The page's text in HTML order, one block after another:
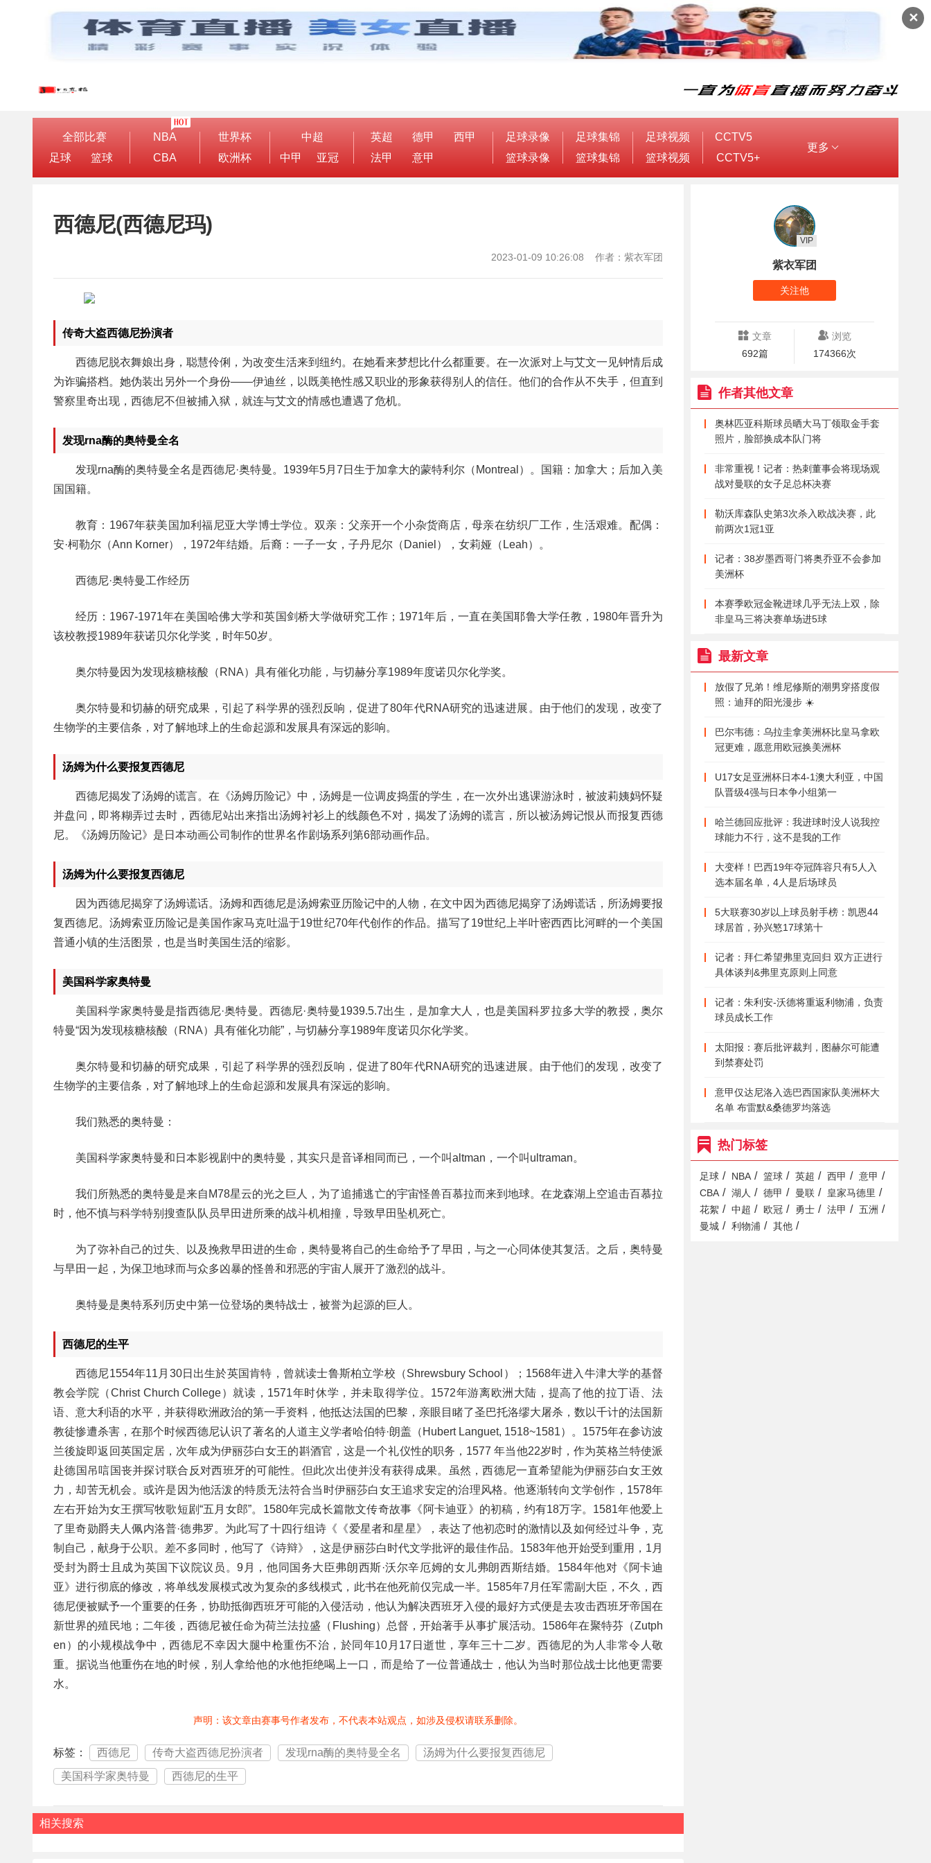
✕
全部比赛
足球
篮球
NBA
CBA
世界杯
欧洲杯
中超
中甲
亚冠
英超 德甲
西甲
法甲
意甲
足球录像
篮球录像
足球集锦
篮球集锦
足球视频
篮球视频
CCTV5
CCTV5+
更多
西德尼(西德尼玛)
2023-01-09 10:26:08 作者：紫衣军团
传奇大盗西德尼扮演者
西德尼脱衣舞娘出身，聪慧伶俐，为改变生活来到纽约。在她看来梦想比什么都重要。在一次派对上与艾文一见钟情后成
为诈骗搭档。她伪装出另外一个身份——伊迪丝，以既美艳性感又职业的形象获得别人的信任。他们的合作从不失手，但直到
警察里奇出现，西德尼不但被捕入狱，就连与艾文的情感也遭遇了危机。
发现rna酶的奥特曼全名
发现rna酶的奥特曼全名是西德尼·奥特曼。1939年5月7日生于加拿大的蒙特利尔（Montreal）。国籍：加拿大；后加入美
国国籍。
教育：1967年获美国加利福尼亚大学博士学位。双亲：父亲开一个小杂货商店，母亲在纺织厂工作，生活艰难。配偶：
安·柯勒尔（Ann Korner），1972年结婚。后裔：一子一女，子丹尼尔（Daniel），女莉娅（Leah）。
西德尼·奥特曼工作经历
经历：1967-1971年在美国哈佛大学和英国剑桥大学做研究工作；1971年后，一直在美国耶鲁大学任教，1980年晋升为
该校教授1989年获诺贝尔化学奖，时年50岁。
奥尔特曼因为发现核糖核酸（RNA）具有催化功能，与切赫分享1989年度诺贝尔化学奖。
奥尔特曼和切赫的研究成果，引起了科学界的强烈反响，促进了80年代RNA研究的迅速进展。由于他们的发现，改变了
生物学的主要信条，对了解地球上的生命起源和发展具有深远的影响。
汤姆为什么要报复西德尼
西德尼揭发了汤姆的谎言。在《汤姆历险记》中，汤姆是一位调皮捣蛋的学生，在一次外出逃课游泳时，被波莉姨妈怀疑
并盘问，即将糊弄过去时，西德尼站出来指出汤姆衬衫上的线颜色不对，揭发了汤姆的谎言，所以被汤姆记恨从而报复西德
尼。《汤姆历险记》是日本动画公司制作的世界名作剧场系列第6部动画作品。
汤姆为什么要报复西德尼
因为西德尼揭穿了汤姆谎话。汤姆和西德尼是汤姆索亚历险记中的人物，在文中因为西德尼揭穿了汤姆谎话，所汤姆要报
复西德尼。汤姆索亚历险记是美国作家马克吐温于19世纪70年代创作的作品。描写了19世纪上半叶密西西比河畔的一个美国
普通小镇的生活图景，也是当时美国生活的缩影。
美国科学家奥特曼
美国科学家奥特曼是指西德尼·奥特曼。西德尼·奥特曼1939.5.7出生，是加拿大人，也是美国科罗拉多大学的教授，奥尔
特曼“因为发现核糖核酸（RNA）具有催化功能”，与切赫分享1989年度诺贝尔化学奖。
奥尔特曼和切赫的研究成果，引起了科学界的强烈反响，促进了80年代RNA研究的迅速进展。由于他们的发现，改变了
生物学的主要信条，对了解地球上的生命起源和发展具有深远的影响。
我们熟悉的奥特曼：
美国科学家奥特曼和日本影视剧中的奥特曼，其实只是音译相同而已，一个叫altman，一个叫ultraman。
我们所熟悉的奥特曼是来自M78星云的光之巨人，为了追捕逃亡的宇宙怪兽百慕拉而来到地球。在龙森湖上空追击百慕拉
时，他不慎与科学特别搜查队队员早田进所乘的战斗机相撞，导致早田坠机死亡。
为了弥补自己的过失、以及挽救早田进的生命，奥特曼将自己的生命给予了早田，与之一心同体使其复活。之后，奥特曼
与早田一起，为保卫地球而与众多凶暴的怪兽和邪恶的宇宙人展开了激烈的战斗。
奥特曼是奥特系列历史中第一位登场的奥特战士，被誉为起源的巨人。
西德尼的生平
西德尼1554年11月30日出生於英国肯特，曾就读士鲁斯柏立学校（Shrewsbury School）；1568年进入牛津大学的基督
教会学院（Christ Church College）就读，1571年时休学，并未取得学位。1572年游离欧洲大陆，提高了他的拉丁语、法
语、意大利语的水平，并获得欧洲政治的第一手资料，他抵达法国的巴黎，亲眼目睹了圣巴托洛缪大屠杀，数以千计的法国新
教徒惨遭杀害，在那个时候西德尼认识了著名的人道主义学者哈伯特·朗盖（Hubert Languet, 1518~1581）。1575年在参访波
兰後旋即返回英国定居，次年成为伊丽莎白女王的斟酒官，这是一个礼仪性的职务，1577 年当他22岁时，作为英格兰特使派
赴德国吊唁国丧并探讨联合反对西班牙的可能性。但此次出使并没有获得成果。虽然，西德尼一直希望能为伊丽莎白女王效
力，却苦无机会。或许是因为他活泼的特质无法符合当时伊丽莎白女王追求安定的治理风格。他逐渐转向文学创作，1578年
左右开始为女王撰写牧歌短剧“五月女郎”。1580年完成长篇散文传奇故事《阿卡迪亚》的初稿，约有18万字。1581年他爱上
了里奇勋爵夫人佩内洛普·德弗罗。为此写了十四行组诗《《爱星者和星星》，表达了他初恋时的激情以及如何经过斗争，克
制自己，献身于公职。差不多同时，他写了《诗辩》，这是伊丽莎白时代文学批评的最佳作品。1583年他开始受到重用，1月
受封为爵士且成为英国下议院议员。9月，他同国务大臣弗朗西斯·沃尔辛厄姆的女儿弗朗西斯结婚。1584年他对《阿卡迪
亚》进行彻底的修改，将单线发展模式改为复杂的多线模式，此书在他死前仅完成一半。1585年7月任军需副大臣，不久，西
德尼便被赋予一个重要的任务，协助抵御西班牙可能的入侵活动，他认为解决西班牙入侵的最好方式便是去攻击西班牙帝国在
新世界的殖民地；二年後，西德尼被任命为荷兰法拉盛（Flushing）总督，开始著手从事扩展活动。1586年在聚特芬（Zutph
en）的小规模战争中，西德尼不幸因大腿中枪重伤不治，於同年10月17日逝世，享年三十二岁。西德尼的为人非常令人敬
重。据说当他重伤在地的时候，别人拿给他的水他拒绝喝上一口，而是给了一位普通战士，他认为当时那位战士比他更需要
水。
声明：该文章由赛事号作者发布，不代表本站观点，如涉及侵权请联系删除。
标签： 西德尼 传奇大盗西德尼扮演者 发现rna酶的奥特曼全名
汤姆为什么要报复西德尼
美国科学家奥特曼
西德尼的生平
相关搜索
紫衣军团
VIP
关注他
文章
692篇
浏览
174366次
作者其他文章
奥林匹亚科斯球员晒大马丁领取金手套
照片，脸部换成本队门将
非常重视！记者：热刺董事会将现场观
战对曼联的女子足总杯决赛
勒沃库森队史第3次杀入欧战决赛，此
前两次1冠1亚
记者：38岁墨西哥门将奥乔亚不会参加
美洲杯
本赛季欧冠金靴进球几乎无法上双，除
非皇马三将决赛单场进5球
最新文章
放假了兄弟！维尼修斯的潮男穿搭度假
照：迪拜的阳光漫步 ☀️
巴尔韦德：乌拉圭拿美洲杯比皇马拿欧
冠更难，愿意用欧冠换美洲杯
U17女足亚洲杯日本4-1澳大利亚，中国
队晋级4强与日本争小组第一
哈兰德回应批评：我进球时没人说我控
球能力不行，这不是我的工作
大变样！巴西19年夺冠阵容只有5人入
选本届名单，4人是后场球员
5大联赛30岁以上球员射手榜：凯恩44
球居首，孙兴慜17球第十
记者：拜仁希望弗里克回归 双方正进行
具体谈判&弗里克原则上同意
记者：朱利安-沃德将重返利物浦，负责
球员成长工作
太阳报：赛后批评裁判，图赫尔可能遭
到禁赛处罚
意甲仅达尼洛入选巴西国家队美洲杯大
名单 布雷默&桑德罗均落选
热门标签
足球 / NBA / 篮球 / 英超 / 西甲 / 意甲 /
CBA / 湖人 / 德甲 / 曼联 / 皇家马德里 /
花絮 / 中超 / 欧冠 / 勇士 / 法甲 / 五洲 /
曼城 / 利物浦 / 其他 /